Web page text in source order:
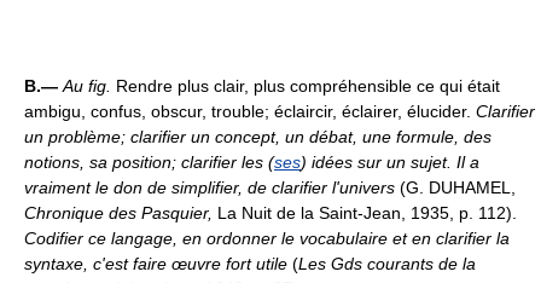
B.—Au fig. Rendre plus clair, plus compréhensible ce qui était
ambigu, confus, obscur, trouble; éclaircir, éclairer, élucider. Clarifier
un problème; clarifier un concept, un débat, une formule, des
notions, sa position; clarifier les (ses) idées sur un sujet. Il a
vraiment le don de simplifier, de clarifier l'univers (G. DUHAMEL,
Chronique des Pasquier, La Nuit de la Saint-Jean, 1935, p. 112).
Codifier ce langage, en ordonner le vocabulaire et en clarifier la
syntaxe, c'est faire œuvre fort utile (Les Gds courants de la